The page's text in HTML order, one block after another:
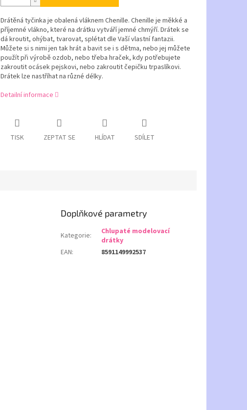
Drátěná tyčinka je obalená vláknem Chenille. Chenille je měkké a
příjemné vlákno, které na drátku vytváří jemné chmýří. Drátek se
dá kroutit, ohýbat, tvarovat, splétat dle Vaší vlastní fantazii.
Můžete si s nimi jen tak hrát a bavit se i s dětma, nebo jej můžete
použít při výrobě ozdob, nebo třeba hraček, kdy potřebujete
zakroutit ocásek pejskovi, nebo zakroutit čepičku trpaslíkovi.
Drátek lze nastříhat na různé délky.
Detailní informace
TISK ZEPTAT SE HLÍDAT SDÍLET
Doplňkové parametry
Kategorie:
Chlupaté modelovací
drátky
EAN: 8591149992537